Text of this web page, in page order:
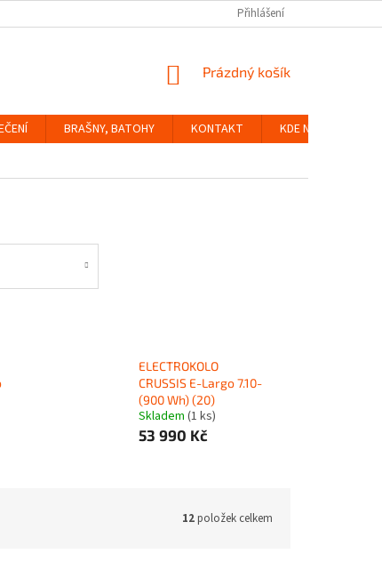
Přihlášení
NÁKUPNÍ
Prázdný košík
BRAŠNY, BATOHY KONTAKT
KDE NÁS NAJDETE
ELECTROKOLO
CRUSSIS E-Largo 7.10-
(900 Wh) (20)
Skladem (1 ks)
53 990 Kč
12položek celkem